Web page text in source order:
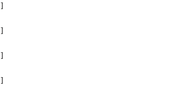
]
]
]
]